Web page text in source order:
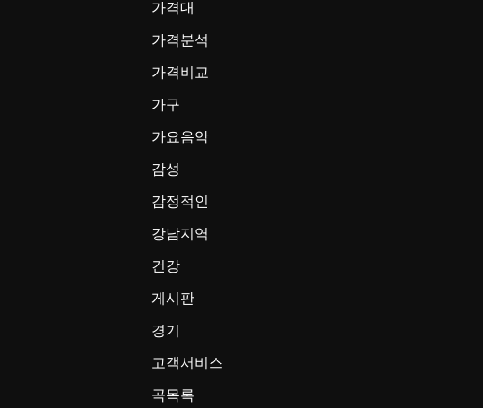
가격대
가격분석
가격비교
가구
가요음악
감성
감정적인
강남지역
건강
게시판
경기
고객서비스
곡목록